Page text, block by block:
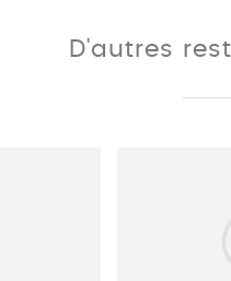
D'autres